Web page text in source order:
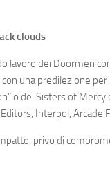
clouds
lavoro dei Doormen
una predilezione per
o dei Sisters of Mercy
Interpol, Arcade
privo di